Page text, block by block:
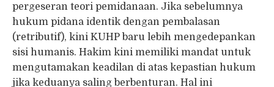
pergeseran teori pemidanaan. Jika sebelumnya
hukum pidana identik dengan pembalasan
(retributif), kini KUHP baru lebih mengedepankan
sisi humanis. Hakim kini memiliki mandat untuk
mengutamakan keadilan di atas kepastian hukum
jika keduanya saling berbenturan. Hal ini